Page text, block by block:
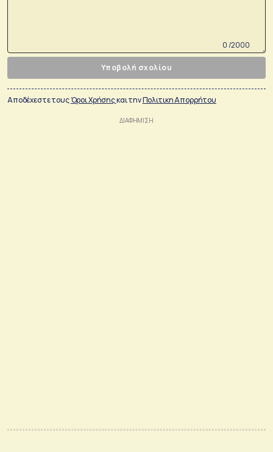
0 /2000
Υποβολή σχολίου
Αποδέχεστε τουςΌροι Χρήσηςκαι τηνΠολιτικη Απορρήτου